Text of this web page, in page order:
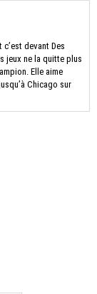
devant Des
jeux ne la quitte plus
Elle aime
Chicago sur